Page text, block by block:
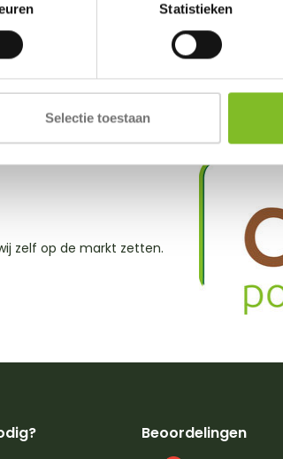
Statistieken
Selectie toestaan
zelf op de markt zetten.
Beoordelingen